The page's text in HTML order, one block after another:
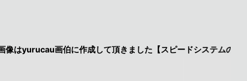
画伯に作成して頂きました【スピードシステムのページを見